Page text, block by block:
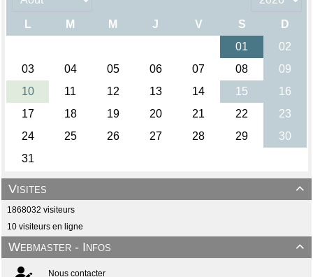

Visites
1868032 visiteurs
10 visiteurs en ligne

Webmaster - Infos
Nous contacter